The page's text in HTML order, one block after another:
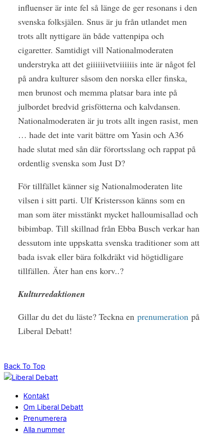
influenser är inte fel så länge de ger resonans i den
svenska folksjälen. Snus är ju från utlandet men
trots allt nyttigare än både vattenpipa och
cigaretter. Samtidigt vill Nationalmoderaten
understryka att det giiiiiivetviiiiiis inte är något fel
på andra kulturer såsom den norska eller finska,
men brunost och memma platsar bara inte på
julbordet bredvid grisfötterna och kalvdansen.
Nationalmoderaten är ju trots allt ingen rasist, men
… hade det inte varit bättre om Yasin och A36
hade slutat med sån där förortsslang och rappat på
ordentlig svenska som Just D?
För tillfället känner sig Nationalmoderaten lite
vilsen i sitt parti. Ulf Kristersson känns som en
man som äter misstänkt mycket halloumisallad och
bibimbap. Till skillnad från Ebba Busch verkar han
dessutom inte uppskatta svenska traditioner som att
bada isvak eller bära folkdräkt vid högtidligare
tillfällen. Äter han ens korv..?
Kulturredaktionen
Gillar du det du läste? Teckna en prenumerationpå
Liberal Debatt!
Back To Top
Kontakt
Om Liberal Debatt
Prenumerera
Alla nummer